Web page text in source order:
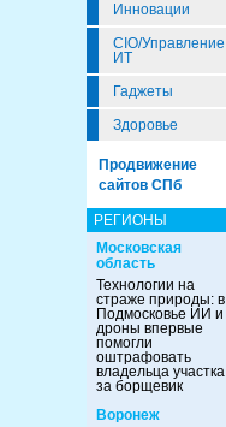
Инновации
CIO/Управление
ИТ
Гаджеты
Здоровье
Продвижение
сайтов СПб
РЕГИОНЫ
Московская
область
Технологии на
страже природы: в
Подмосковье ИИ и
дроны впервые
помогли
оштрафовать
владельца участка
за борщевик
Воронеж